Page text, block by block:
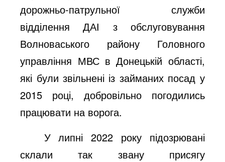
дорожньо-патрульної служби
відділення ДАІ з обслуговування
Волноваського району Головного
управління МВС в Донецькій області,
які були звільнені із займаних посад у
2015 році, добровільно погодились
працювати на ворога.
У липні 2022 року підозрювані
склали так звану присягу